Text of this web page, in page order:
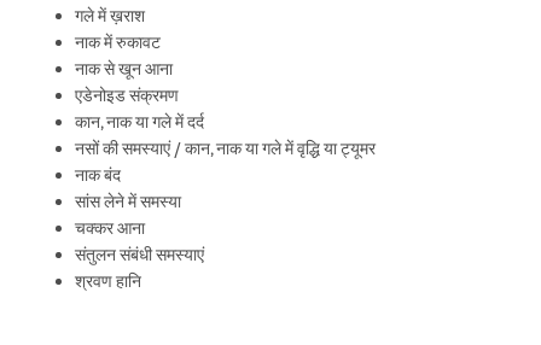
गले में ख़राश
नाक में रुकावट
नाक से खून आना
एडेनोइड संक्रमण
कान, नाक या गले में दर्द
नसों की समस्याएं / कान, नाक या गले में वृद्धि या ट्यूमर
नाक बंद
सांस लेने में समस्या
चक्कर आना
संतुलन संबंधी समस्याएं
श्रवण हानि